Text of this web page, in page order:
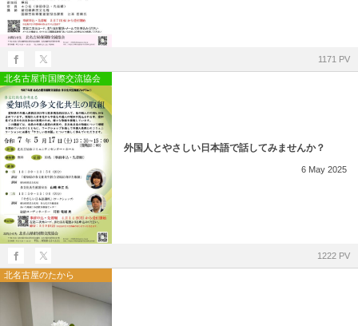
1171 PV
北名古屋市国際交流協会
外国人とやさしい日本語で話してみませんか？
6 May 2025
1222 PV
北名古屋のたから